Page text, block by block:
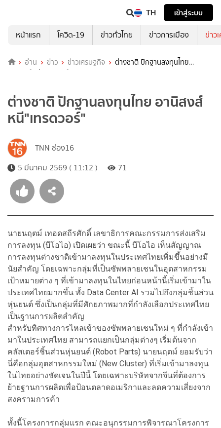
TH
เข้าสู่ระบบ
หน้าแรก
โควิด-19 ข่าวทั่วไทย ข่าวการเมือง ข่าว
อ่าน ข่าว ข่าวเศรษฐกิจ
ต่างชาติ ปักฐานลงทุนไทย
อานิสงส์หนี"เทรดวอร์"
ต่างชาติ ปักฐานลงทุนไทย อานิสงส์
หนี"เทรดวอร์"
TNN ช่อง16
5 มีนาคม 2569 ( 11:12 )
71
นายนฤตม์ เทอดสถีรศักดิ์ เลขาธิการคณะกรรมการส่งเสริม
การลงทุน (บีโอไอ) เปิดเผยว่า ขณะนี้ บีโอไอ เห็นสัญญาณ
การลงทุนต่างชาติเข้ามาลงทุนในประเทศไทยเพิ่มขึ้นอย่างมี
นัยสำคัญ โดยเฉพาะกลุ่มที่เป็นซัพพลายเชนในอุตสาหกรรม
เป้าหมายต่าง ๆ ที่เข้ามาลงทุนในไทยก่อนหน้านี้เริ่มเข้ามาใน
ประเทศไทยมากขึ้น ทั้ง Data Center AI รวมไปถึงกลุ่มชิ้นส่วน
หุ่นยนต์ ซึ่งเป็นกลุ่มที่มีศักยภาพมากที่กำลังเลือกประเทศไทย
เป็นฐานการผลิตสำคัญ
สำหรับทิศทางการไหลเข้าของซัพพลายเชนใหม่ ๆ ที่กำลังเข้า
มาในประเทศไทย สามารถแยกเป็นกลุ่มต่างๆ เริ่มต้นจาก
คลัสเตอร์ชิ้นส่วนหุ่นยนต์ (Robot Parts) นายนฤตม์ ยอมรับว่า
นี่คือกลุ่มอุตสาหกรรมใหม่ (New Cluster) ที่เริ่มเข้ามาลงทุน
ในไทยอย่างชัดเจนในปีนี้ โดยเฉพาะบริษัทจากจีนที่ต้องการ
ย้ายฐานการผลิตเพื่อป้อนตลาดอเมริกาและลดความเสี่ยงจาก
สงครามการค้า
ทั้งนี้โครงการกลุ่มแรก คณะอนุกรรมการพิจารณาโครงการ